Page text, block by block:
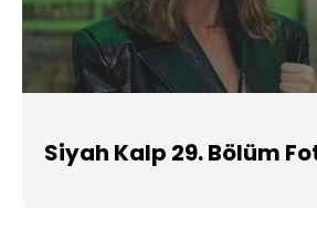
Siyah Kalp 29. Bölüm